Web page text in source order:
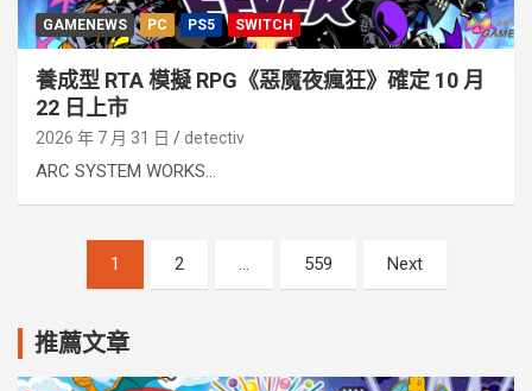
GAMENEWS PC PS5 SWITCH
養成型 RTA 模擬 RPG《惡魔夜瘋狂》確定 10 月
22 日上市
2026 年 7 月 31 日 detectiv
ARC SYSTEM WORKS...
分
頁
1 2 ... 559 Next
推薦文章